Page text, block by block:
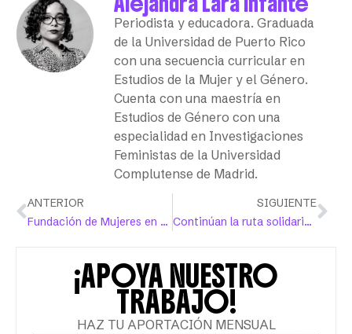
Periodista y educadora. Graduada
de la Universidad de Puerto Rico
con una secuencia curricular en
Estudios de la Mujer y el Género.
Cuenta con una maestría en
Estudios de Género con una
especialidad en Investigaciones
Feministas de la Universidad
Complutense de Madrid.
ANTERIOR
Fundación de Mujeres en Puerto Rico apoyará proyectos que promuevan la equidad
SIGUIENTE
Continúan la ruta solidaria y valiente de las mujeres puertorriqueñas
¡APOYA NUESTRO
TRABAJO!
HAZ TU APORTACIÓN MENSUAL